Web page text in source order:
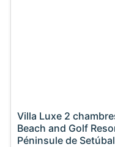
Villa Luxe 2
Beach and Golf
Péninsule de